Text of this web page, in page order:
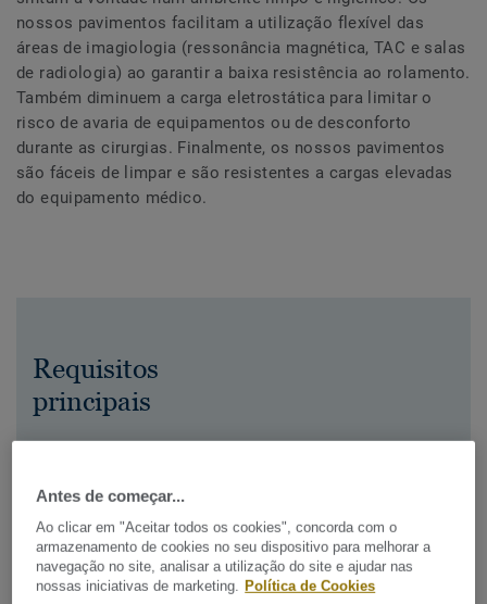
nossos pavimentos facilitam a utilização flexível das
áreas de imagiologia (ressonância magnética, TAC e salas
de radiologia) ao garantir a baixa resistência ao rolamento.
Também diminuem a carga eletrostática para limitar o
risco de avaria de equipamentos ou de desconforto
durante as cirurgias. Finalmente, os nossos pavimentos
são fáceis de limpar e são resistentes a cargas elevadas
do equipamento médico.
Requisitos
principais
imagiologia certifique-se de que tem em conta os
requisitos seguintes
Limita a carga eletrostática
Antes de começar...
Ao clicar em "Aceitar todos os cookies", concorda com o
armazenamento de cookies no seu dispositivo para melhorar a
navegação no site, analisar a utilização do site e ajudar nas
nossas iniciativas de marketing.
Política de Cookies